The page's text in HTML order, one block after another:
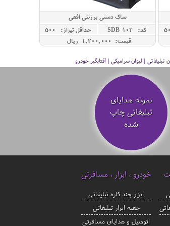
ساک دستی برزنتی افقی
کد: SDB-102
حداقل تيراژ: 500
قیمت: 1,200,000 ريال
| لیوان سرامیکی | آفتابگیر خودرو
نمونه هدایای
تبلیغاتی چاپ
شده
خودرو ، ابزار ، مسافرتی
ابزار چند کاره تبلیغاتی
جعبه ابزار تبلیغاتی
اتومبیل و هدایای مسافرتی